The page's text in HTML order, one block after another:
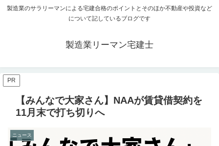
製造業のサラリーマンによる宅建合格のポイントとそのほか不動産や投資など
について記しているブログです
製造業リーマン宅建士
PR
【みんなで大家さん】NAAが賃貸借契約を
11月末で打ち切りへ
ニュース